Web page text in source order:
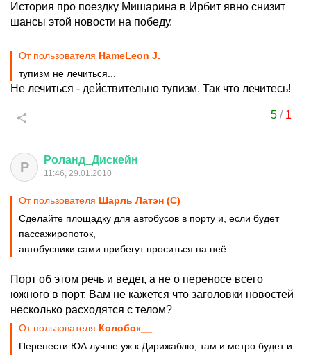
История про поездку Мишарина в Ирбит явно снизит
шансы этой новости на победу.
От пользователя HameLeon J.
тупизм не лечиться...
Не лечиться - действительно тупизм. Так что лечитесь!
5/ 1
Р Роланд Дискейн
11:46, 29.01.2010
От пользователя Шарль Латэн (С)
Сделайте площадку для автобусов в порту и, если будет
пассажиропоток,
автобусники сами прибегут проситься на неё.
Порт об этом речь и ведет, а не о переносе всего
южного в порт. Вам не кажется что заголовки новостей
несколько расходятся с телом?
От пользователя Колобок__
Перенести ЮА лучше уж к Дирижаблю, там и метро будет и